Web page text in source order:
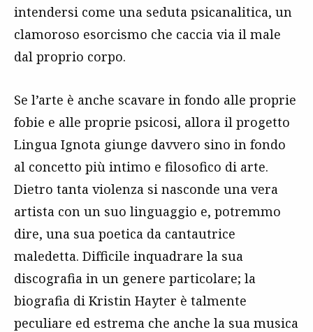
intendersi come una seduta psicanalitica, un
clamoroso esorcismo che caccia via il male
dal proprio corpo.
Se l’arte è anche scavare in fondo alle proprie
fobie e alle proprie psicosi, allora il progetto
Lingua Ignota giunge davvero sino in fondo
al concetto più intimo e filosofico di arte.
Dietro tanta violenza si nasconde una vera
artista con un suo linguaggio e, potremmo
dire, una sua poetica da cantautrice
maledetta. Difficile inquadrare la sua
discografia in un genere particolare; la
biografia di Kristin Hayter è talmente
peculiare ed estrema che anche la sua musica